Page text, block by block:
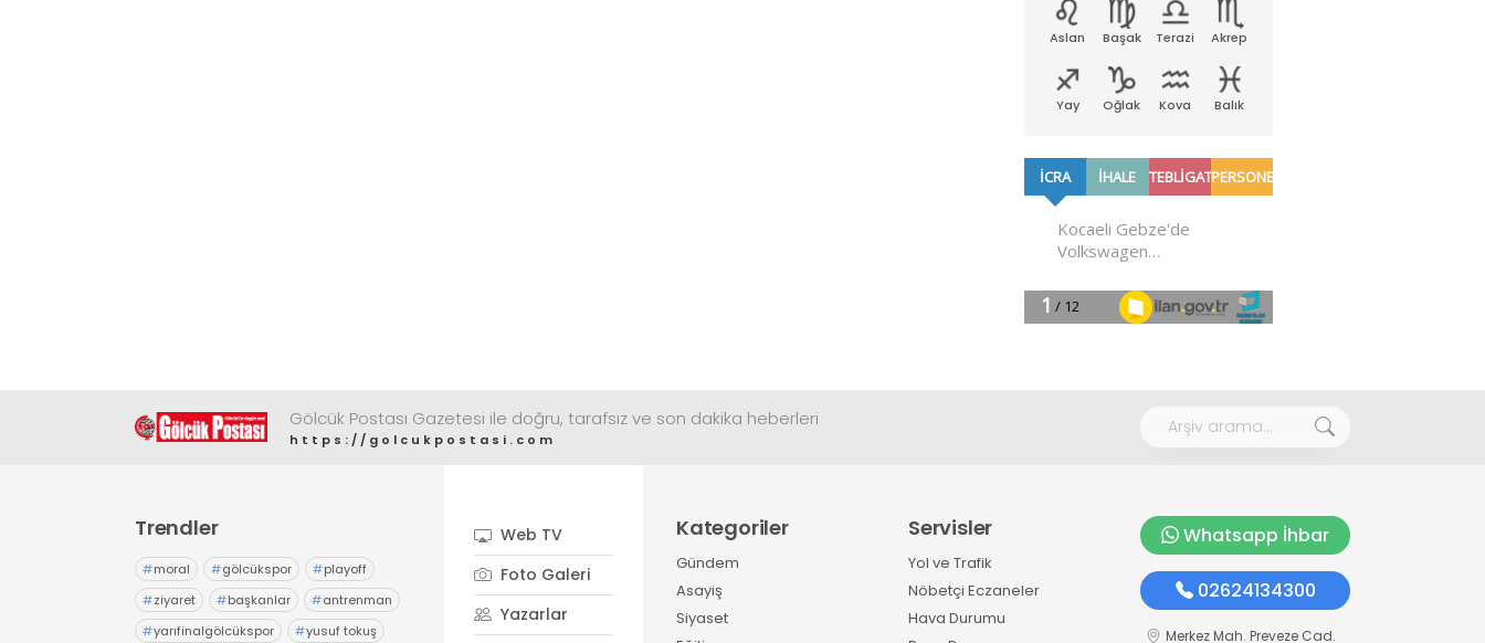
Aslan Başak Terazi Akrep
Yay Oğlak Kova Balık
Gölcük Postası Gazetesi ile doğru, tarafsız ve son dakika heberleri
https://golcukpostasi.com
Trendler
#moral #gölcükspor #playoff
#ziyaret #başkanlar #antrenman
#yarıfinalgölcükspor #yusuf tokuş
Web TV
Foto Galeri
Yazarlar
Kategoriler
Gündem
Asayiş
Siyaset
Servisler
Yol ve Trafik
Nöbetçi Eczaneler
Hava Durumu
Whatsapp İhbar
02624134300
Merkez Mah. Preveze Cad.